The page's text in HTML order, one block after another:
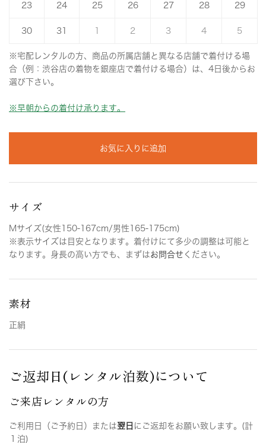
23 24 25 26 27 28 29
30 31 2 3 4 5
※宅配レンタルの方、商品の所属店舗と異なる店舗で着付ける場
合（例：渋谷店の着物を銀座店で着付ける場合）は、4日後からお
選び下さい。
※早朝からの着付け承ります。
お気に入りに追加
サイズ
Mサイズ(女性150-167cm/男性165-175cm)
※表示サイズは目安となります。着付けにて多少の調整は可能と
なります。身長の高い方でも、まずはお問合せ ください。
素材
正絹
ご返却日(レンタル泊数)について
ご来店レンタルの方
ご利用日（ご予約日）または翌日 にご返却をお願い致します。(計
１泊)